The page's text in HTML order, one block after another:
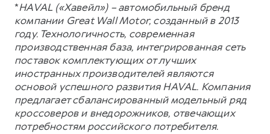
*HAVAL («Хавейл») – автомобильный бренд
компании Great Wall Motor, созданный в 2013
году. Технологичность, современная
производственная база, интегрированная сеть
поставок комплектующих от лучших
иностранных производителей являются
основой успешного развития HAVAL. Компания
предлагает сбалансированный модельный ряд
кроссоверов и внедорожников, отвечающих
потребностям российского потребителя.